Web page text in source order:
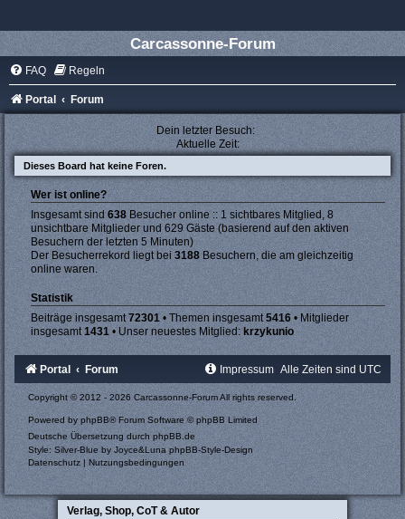
Carcassonne-Forum
FAQ Regeln
Portal Forum
Dein letzter Besuch:
Aktuelle Zeit:
Dieses Board hat keine Foren.
Wer ist online?
Insgesamt sind638Besucher online :: 1 sichtbares Mitglied, 8
unsichtbare Mitglieder und 629 Gäste (basierend auf den aktiven
Besuchern der letzten 5 Minuten)
Der Besucherrekord liegt bei3188Besuchern, die am gleichzeitig
online waren.
Statistik
Beiträge insgesamt72301• Themen insgesamt5416 • Mitglieder
insgesamt1431 • Unser neuestes Mitglied: krzykunio
Portal Forum Alle Zeiten sind UTC
Impressum
Copyright © 2012 - 2026 Carcassonne-Forum All rights reserved.
Powered by phpBB® Forum Software © phpBB Limited
Deutsche Übersetzung durch phpBB.de
Style: Silver-Blue by Joyce&Luna phpBB-Style-Design
Datenschutz | Nutzungsbedingungen
Verlag, Shop, CoT & Autor